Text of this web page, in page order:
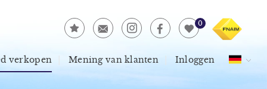
0
verkopen Mening van klanten Inloggen